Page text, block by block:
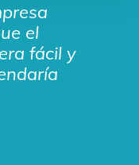
el
fácil y